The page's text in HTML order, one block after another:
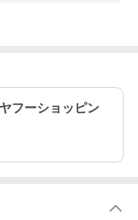
フーショッピン